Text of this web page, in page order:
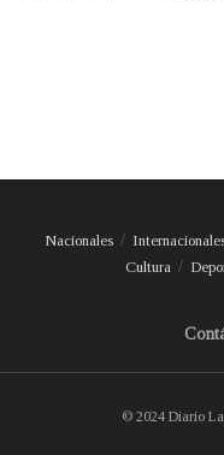
Nacionales
Cultura
© 2024 Diario